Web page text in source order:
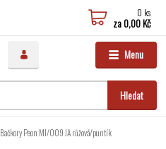
Menu
Hledat
0 ks
za0,00 Kč
Bačkory Peon MI/009 JA růžová/puntík